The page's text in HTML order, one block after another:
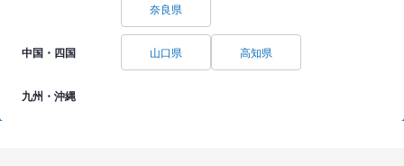
奈良県
中国・四国 山口県 高知県
九州・沖縄